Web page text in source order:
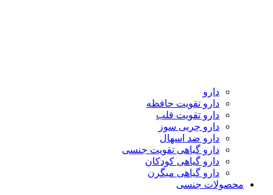
دارو
دارو تقویت حافظه
دارو تقویت قلب
دارو چربی سوز
دارو ضد اسهال
دارو گیاهی تقویت جنسی
دارو گیاهی کودکان
دارو گیاهی میگرن
محصولات جنسی